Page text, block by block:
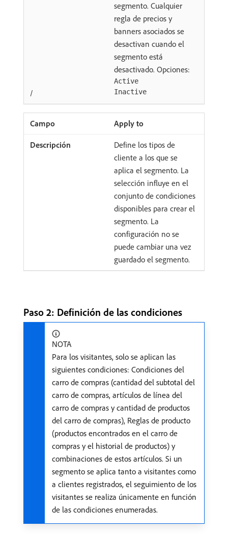
segmento. Cualquier
regla de precios y
banners asociados se
desactivan cuando el
segmento está
desactivado. Opciones:
Active
/ Inactive
Apply to
Define los tipos de
cliente a los que se
aplica el segmento. La
selección influye en el
conjunto de condiciones
disponibles para crear el
segmento. La
configuración no se
puede cambiar una vez
guardado el segmento.
Paso 2: Definición de las condiciones
NOTA
Para los visitantes, solo se aplican las
siguientes condiciones: Condiciones del
carro de compras (cantidad del subtotal del
carro de compras, artículos de línea del
carro de compras y cantidad de productos
del carro de compras), Reglas de producto
(productos encontrados en el carro de
compras y el historial de productos) y
combinaciones de estos artículos. Si un
segmento se aplica tanto a visitantes como
a clientes registrados, el seguimiento de los
visitantes se realiza únicamente en función
de las condiciones enumeradas.